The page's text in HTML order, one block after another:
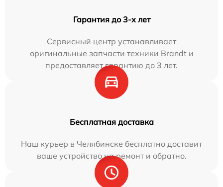
Гарантия до 3-х лет
Сервисный центр устанавливает
оригинальные запчасти техники Brandt и
предоставляет гарантию до 3 лет.
Бесплатная доставка
Наш курьер в Челябинске бесплатно доставит
ваше устройство на ремонт и обратно.